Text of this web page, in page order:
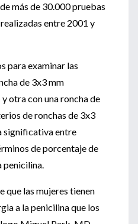
más de 30.000 pruebas
entre 2001 y
para examinar las
de 3x3 mm
otra con una roncha de
de ronchas de 3x3
significativa entre
de porcentaje de
penicilina.
que las mujeres tienen
a la penicilina que los